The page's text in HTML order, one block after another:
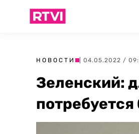
НОВОСТИ | 04.05.2022 /
Зеленский: